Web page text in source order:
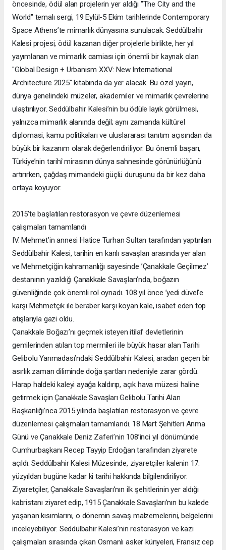
öncesinde, ödül alan projelerin yer aldığı "The City and the
World" temalı sergi, 19 Eylül-5 Ekim tarihlerinde Contemporary
Space Athens’te mimarlık dünyasına sunulacak. Seddülbahir
Kalesi projesi, ödül kazanan diğer projelerle birlikte, her yıl
yayımlanan ve mimarlık camiası için önemli bir kaynak olan
"Global Design + Urbanism XXV: New International
Architecture 2025" kitabında da yer alacak. Bu özel yayın,
dünya genelindeki müzeler, akademiler ve mimarlık çevrelerine
ulaştırılıyor. Seddülbahir Kalesi’nin bu ödüle layık görülmesi,
yalnızca mimarlık alanında değil; aynı zamanda kültürel
diplomasi, kamu politikaları ve uluslararası tanıtım açısından da
büyük bir kazanım olarak değerlendiriliyor. Bu önemli başarı,
Türkiye’nin tarihî mirasının dünya sahnesinde görünürlüğünü
artırırken, çağdaş mimarideki güçlü duruşunu da bir kez daha
ortaya koyuyor.
2015’te başlatılan restorasyon ve çevre düzenlemesi
çalışmaları tamamlandı
IV. Mehmet’in annesi Hatice Turhan Sultan tarafından yaptırılan
Seddülbahir Kalesi, tarihin en kanlı savaşları arasında yer alan
ve Mehmetçiğin kahramanlığı sayesinde ’Çanakkale Geçilmez’
destanının yazıldığı Çanakkale Savaşları’nda, boğazın
güvenliğinde çok önemli rol oynadı. 108 yıl önce ’yedi düvel’e
karşı Mehmetçik ile beraber karşı koyan kale, isabet eden top
atışlarıyla gazi oldu.
Çanakkale Boğazı’nı geçmek isteyen itilaf devletlerinin
gemilerinden atılan top mermileri ile büyük hasar alan Tarihi
Gelibolu Yarımadası’ndaki Seddülbahir Kalesi, aradan geçen bir
asırlık zaman diliminde doğa şartları nedeniyle zarar gördü.
Harap haldeki kaleyi ayağa kaldırıp, açık hava müzesi haline
getirmek için Çanakkale Savaşları Gelibolu Tarihi Alan
Başkanlığı’nca 2015 yılında başlatılan restorasyon ve çevre
düzenlemesi çalışmaları tamamlandı. 18 Mart Şehitleri Anma
Günü ve Çanakkale Deniz Zaferi’nin 108’inci yıl dönümünde
Cumhurbaşkanı Recep Tayyip Erdoğan tarafından ziyarete
açıldı. Seddülbahir Kalesi Müzesinde, ziyaretçiler kalenin 17.
yüzyıldan bugüne kadar ki tarihi hakkında bilgilendiriliyor.
Ziyaretçiler, Çanakkale Savaşları’nın ilk şehitlerinin yer aldığı
kabristanı ziyaret edip, 1915 Çanakkale Savaşları’nın bu kalede
yaşanan kısımlarını, o dönemin savaş malzemelerini, belgelerini
inceleyebiliyor. Seddülbahir Kalesi’nin restorasyon ve kazı
çalışmaları sırasında çıkan Osmanlı asker künyeleri, Fransız cep